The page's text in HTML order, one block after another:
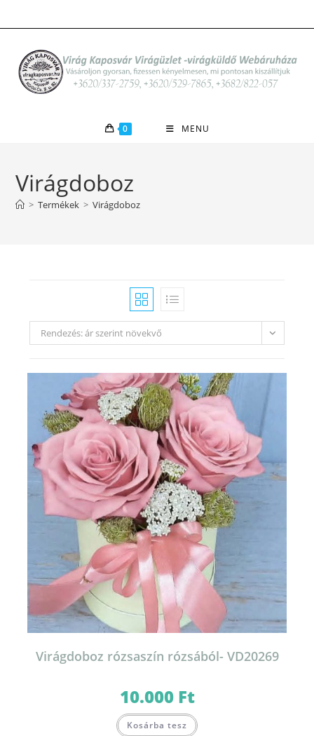
to
0 MENU
Virágdoboz
> Termékek > Virágdoboz
Rendezés: ár szerint növekvő
Virágdoboz rózsaszín rózsából- VD20269
10.000 Ft
Kosárba tesz